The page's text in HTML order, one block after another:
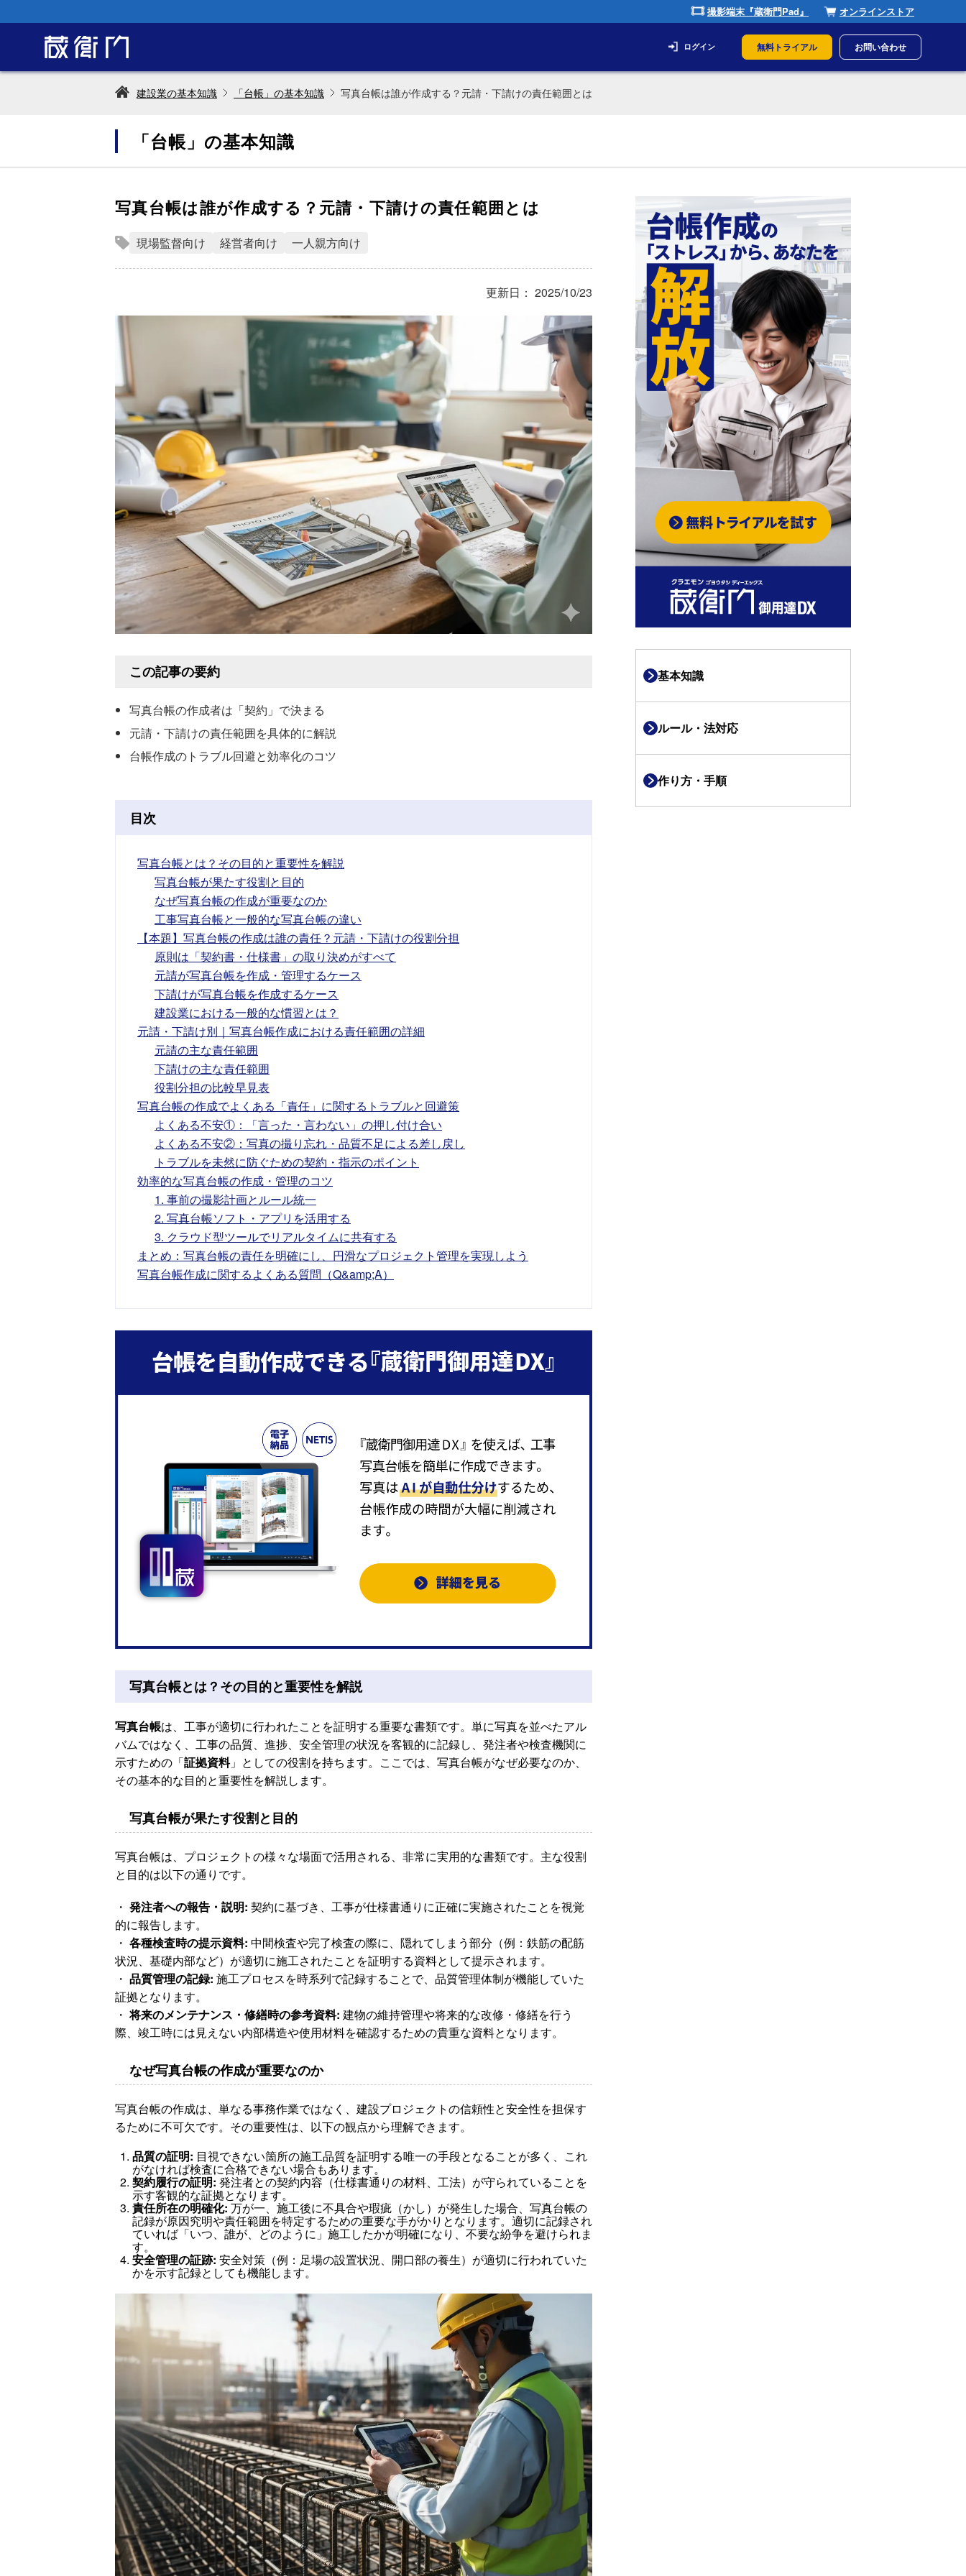
撮影端末『蔵衛門Pad』 オンラインストア
ログイン 無料トライアル お問い合わせ
建設業の基本知識 「台帳」の基本知識 写真台帳は誰が作成する？元請・下請けの責任範囲とは
「台帳」の基本知識
写真台帳は誰が作成する？元請・下請けの責任範囲とは
現場監督向け 経営者向け 一人親方向け
更新日： 2025/10/23
この記事の要約
写真台帳の作成者は「契約」で決まる
元請・下請けの責任範囲を具体的に解説
台帳作成のトラブル回避と効率化のコツ
目次
写真台帳とは？その目的と重要性を解説
写真台帳が果たす役割と目的
なぜ写真台帳の作成が重要なのか
工事写真台帳と一般的な写真台帳の違い
【本題】写真台帳の作成は誰の責任？元請・下請けの役割分担
原則は「契約書・仕様書」の取り決めがすべて
元請が写真台帳を作成・管理するケース
下請けが写真台帳を作成するケース
建設業における一般的な慣習とは？
元請・下請け別｜写真台帳作成における責任範囲の詳細
元請の主な責任範囲
下請けの主な責任範囲
役割分担の比較早見表
写真台帳の作成でよくある「責任」に関するトラブルと回避策
よくある不安①：「言った・言わない」の押し付け合い
よくある不安②：写真の撮り忘れ・品質不足による差し戻し
トラブルを未然に防ぐための契約・指示のポイント
効率的な写真台帳の作成・管理のコツ
1. 事前の撮影計画とルール統一
2. 写真台帳ソフト・アプリを活用する
3. クラウド型ツールでリアルタイムに共有する
まとめ：写真台帳の責任を明確にし、円滑なプロジェクト管理を実現しよう
写真台帳作成に関するよくある質問（Q&amp;A）
写真台帳とは？その目的と重要性を解説
写真台帳は、工事が適切に行われたことを証明する重要な書類です。単に写真を並べたアル
バムではなく、工事の品質、進捗、安全管理の状況を客観的に記録し、発注者や検査機関に
示すための「証拠資料」としての役割を持ちます。ここでは、写真台帳がなぜ必要なのか、
その基本的な目的と重要性を解説します。
写真台帳が果たす役割と目的
写真台帳は、プロジェクトの様々な場面で活用される、非常に実用的な書類です。主な役割
と目的は以下の通りです。
・ 発注者への報告・説明: 契約に基づき、工事が仕様書通りに正確に実施されたことを視覚
的に報告します。
・ 各種検査時の提示資料: 中間検査や完了検査の際に、隠れてしまう部分（例：鉄筋の配筋
状況、基礎内部など）が適切に施工されたことを証明する資料として提示されます。
・ 品質管理の記録: 施工プロセスを時系列で記録することで、品質管理体制が機能していた
証拠となります。
・将来のメンテナンス・修繕時の参考資料: 建物の維持管理や将来的な改修・修繕を行う
際、竣工時には見えない内部構造や使用材料を確認するための貴重な資料となります。
なぜ写真台帳の作成が重要なのか
写真台帳の作成は、単なる事務作業ではなく、建設プロジェクトの信頼性と安全性を担保す
るために不可欠です。その重要性は、以下の観点から理解できます。
品質の証明: 目視できない箇所の施工品質を証明する唯一の手段となることが多く、これ
がなければ検査に合格できない場合もあります。
契約履行の証明: 発注者との契約内容（仕様書通りの材料、工法）が守られていることを
示す客観的な証拠となります。
責任所在の明確化: 万が一、施工後に不具合や瑕疵（かし）が発生した場合、写真台帳の
記録が原因究明や責任範囲を特定するための重要な手がかりとなります。適切に記録され
ていれば「いつ、誰が、どのように」施工したかが明確になり、不要な紛争を避けられま
す。
安全管理の証跡: 安全対策（例：足場の設置状況、開口部の養生）が適切に行われていた
かを示す記録としても機能します。
基本知識
ルール・法対応
作り方・手順